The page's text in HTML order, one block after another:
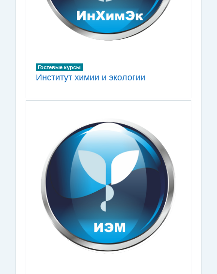
Гостевые курсы
Институт химии и экологии